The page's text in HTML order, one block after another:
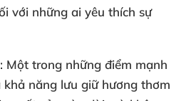
với những ai yêu thích sự
: Một trong những điểm mạnh
khả năng lưu giữ hương thơm